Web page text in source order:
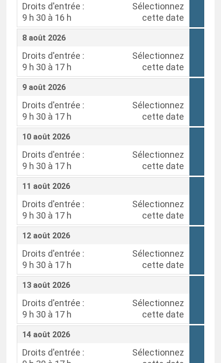
Droits d'entrée :
9 h 30 à 16 h
,
Sélectionnez
cette date
8 août 2026
,
Droits d'entrée :
9 h 30 à 17 h
,
Sélectionnez
cette date
9 août 2026
,
Droits d'entrée :
9 h 30 à 17 h
,
Sélectionnez
cette date
10 août 2026
,
Droits d'entrée :
9 h 30 à 17 h
,
Sélectionnez
cette date
11 août 2026
,
Droits d'entrée :
9 h 30 à 17 h
,
Sélectionnez
cette date
12 août 2026
,
Droits d'entrée :
9 h 30 à 17 h
,
Sélectionnez
cette date
13 août 2026
,
Droits d'entrée :
9 h 30 à 17 h
,
Sélectionnez
cette date
14 août 2026
,
Droits d'entrée :
Sélectionnez